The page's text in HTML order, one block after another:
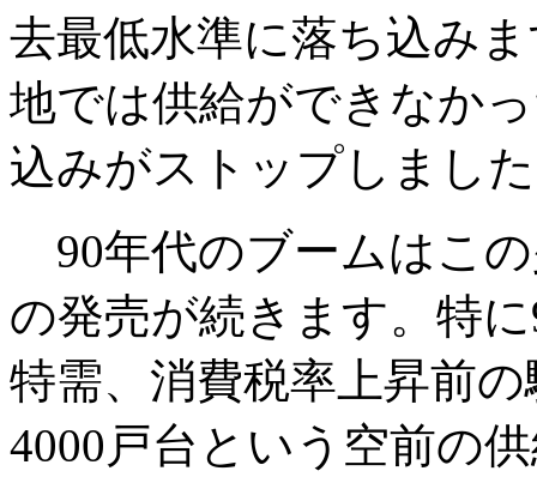
去最低水準に落ち込み
地では供給ができなか
込みがストップしまし
90年代のブームはこ
の発売が続きます。特
特需、消費税率上昇前
4000戸台という空前の